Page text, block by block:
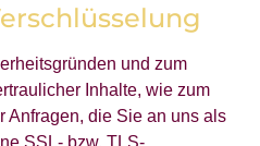
und zum
Inhalte, wie zum
Anfragen, die Sie an uns als
SSL- bzw. TLS-